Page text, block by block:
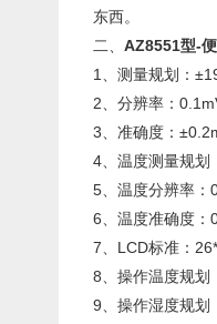
东西。
二、 AZ8551型-
1、测量规划：
2、分辨率：
3、准确度：
4、温度测量规
5、温度分辨率
6、温度准确度
7、LCD标准：
8、操作温度规
9、操作湿度规划